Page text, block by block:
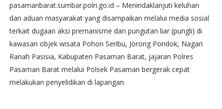
pasamanbarat.sumbar.polri.go.id – Menindaklanjuti keluhan
dan aduan masyarakat yang disampaikan melalui media sosial
terkait dugaan aksi premanisme dan pungutan liar (pungli) di
kawasan objek wisata Pohon Seribu, Jorong Pondok, Nagari
Ranah Pasisia, Kabupaten Pasaman Barat, jajaran Polres
Pasaman Barat melalui Polsek Pasaman bergerak cepat
melakukan penyelidikan di lapangan.